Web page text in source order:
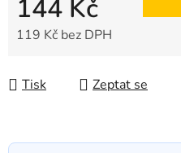
144 Kč
119 Kč bez DPH
Tisk Zeptat se